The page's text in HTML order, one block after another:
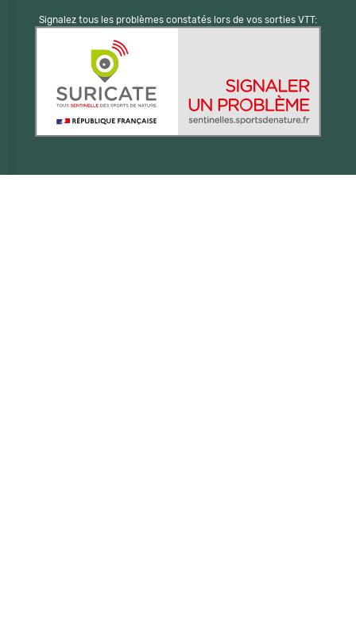
Signalez tous les problèmes constatés lors de vos sorties VTT: